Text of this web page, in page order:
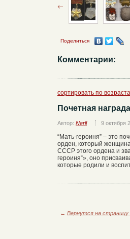
Поделиться
Комментарии:
сортировать по
Почетная награда
Автор: Nerll 9 октября
“Мать-героиня” – это
орден, который
СССР этого ордена и
героиня“», оно
которые родили и
← Вернутся на страницу